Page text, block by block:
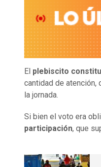
El plebiscito
cantidad de atención,
la jornada.
Si bien el voto era
participación, que